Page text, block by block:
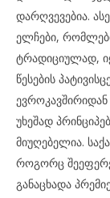
დარღვევებია.
ელჩები,
ტრადიციულად,
წესების
უხეშად
მიუღებელია.
როგორც
განაცხადა